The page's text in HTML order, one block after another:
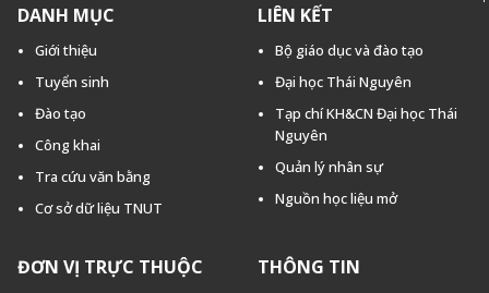
DANH MỤC
Giới thiệu
Tuyển sinh
Đào tạo
Công khai
Tra cứu văn bằng
Cơ sở dữ liệu TNUT
LIÊN KẾT
Bộ giáo dục và đào tạo
Đại học Thái Nguyên
Tạp chí KH&CN Đại học Thái
Nguyên
Quản lý nhân sự
Nguồn học liệu mở
ĐƠN VỊ TRỰC THUỘC THÔNG TIN